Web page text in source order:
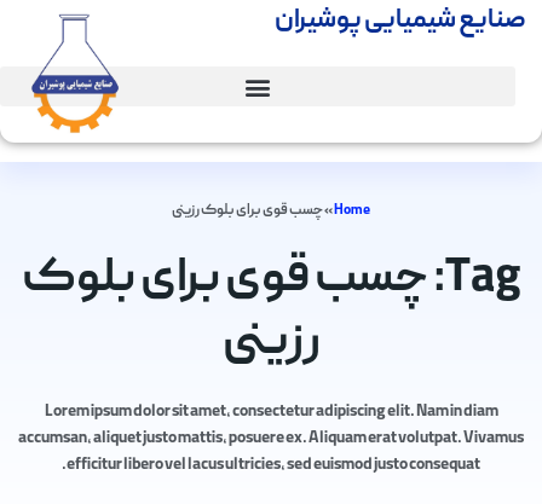
صنایع شیمیایی پوشیران
Home
»چسب قوی برای بلوک رزینی
Tag: چسب قوی برای بلوک
رزینی
Lorem ipsum dolor sit amet, consectetur adipiscing elit. Nam in diam
accumsan, aliquet justo mattis, posuere ex. Aliquam erat volutpat. Vivamus
efficitur libero vel lacus ultricies, sed euismod justo consequat.